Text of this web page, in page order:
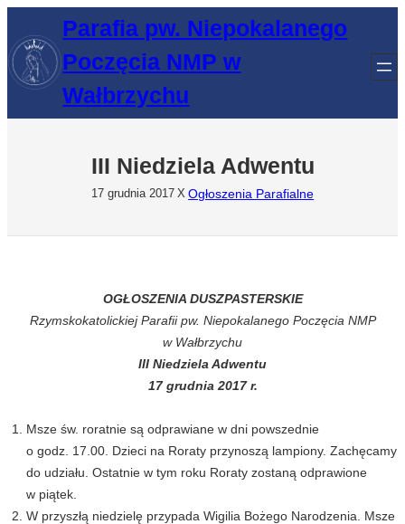
treści
Parafia pw. Niepokalanego
Poczęcia NMP w
Wałbrzychu
III Niedziela Adwentu
17 grudnia 2017 X Ogłoszenia Parafialne
OGŁOSZENIA DUSZPASTERSKIE
Rzymskokatolickiej Parafii pw. Niepokalanego Poczęcia NMP
w Wałbrzychu
III Niedziela Adwentu
17 grudnia 2017 r.
Msze św. roratnie są odprawiane w dni powszednie
o godz. 17.00. Dzieci na Roraty przynoszą lampiony. Zachęcamy
do udziału. Ostatnie w tym roku Roraty zostaną odprawione
w piątek.
W przyszłą niedzielę przypada Wigilia Bożego Narodzenia. Msze